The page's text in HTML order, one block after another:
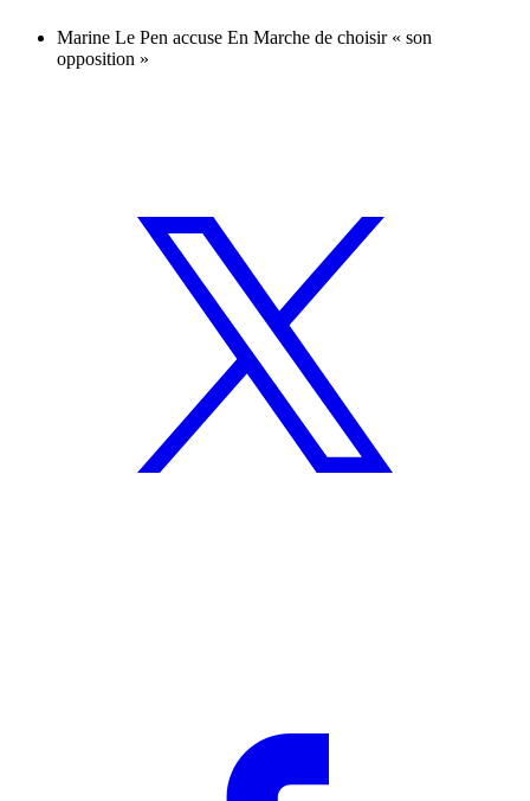
Marine Le Pen accuse En Marche de choisir « son
opposition »